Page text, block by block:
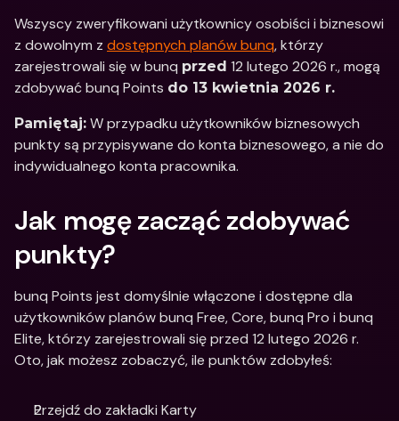
Wszyscy zweryfikowani użytkownicy osobiści i biznesowi
z dowolnym z dostępnych planów bunq, którzy
zarejestrowali się w bunq przed 12 lutego 2026 r., mogą
zdobywać bunq Points do 13 kwietnia 2026 r.
Pamiętaj: W przypadku użytkowników biznesowych
punkty są przypisywane do konta biznesowego, a nie do
indywidualnego konta pracownika.
Jak mogę zacząć zdobywać
punkty?
bunq Points jest domyślnie włączone i dostępne dla
użytkowników planów bunq Free, Core, bunq Pro i bunq
Elite, którzy zarejestrowali się przed 12 lutego 2026 r.
Oto, jak możesz zobaczyć, ile punktów zdobyłeś:
Przejdź do zakładki Karty